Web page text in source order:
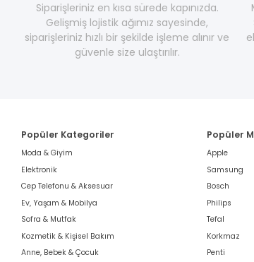
Siparişleriniz en kısa sürede kapınızda.
Gelişmiş lojistik ağımız sayesinde,
siparişleriniz hızlı bir şekilde işleme alınır ve
güvenle size ulaştırılır.
Popüler Kategoriler
Moda & Giyim
Elektronik
Cep Telefonu & Aksesuar
Ev, Yaşam & Mobilya
Sofra & Mutfak
Kozmetik & Kişisel Bakım
Anne, Bebek & Çocuk
Popüler
Apple
Samsung
Bosch
Philips
Tefal
Korkmaz
Penti